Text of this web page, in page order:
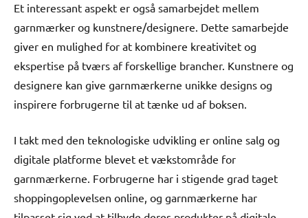
Et interessant aspekt er også samarbejdet mellem
garnmærker og kunstnere/designere. Dette samarbejde
giver en mulighed for at kombinere kreativitet og
ekspertise på tværs af forskellige brancher. Kunstnere og
designere kan give garnmærkerne unikke designs og
inspirere forbrugerne til at tænke ud af boksen.
I takt med den teknologiske udvikling er online salg og
digitale platforme blevet et vækstområde for
garnmærkerne. Forbrugerne har i stigende grad taget
shoppingoplevelsen online, og garnmærkerne har